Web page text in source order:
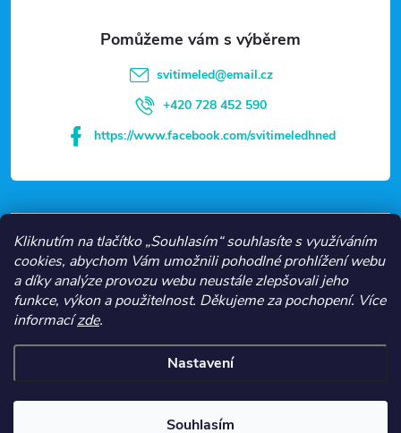
Kliknutím na tlačítko „Souhlasím“ souhlasíte s využíváním
cookies, abychom Vám umožnili pohodlné prohlížení webu
a díky analýze provozu webu neustále zlepšovali jeho
funkce, výkon a použitelnost. Děkujeme za pochopení. Více
informacízde.
Nastavení
Souhlasím
VŠE O NÁKUPU
NEJČASTĚJŠÍ KATEGORIE
svitimeled@email.cz
+420 728 452 590
https://www.facebook.com/svitimeledhned
Copyright 2026Svítíme LED. Všechna práva vyhrazena.